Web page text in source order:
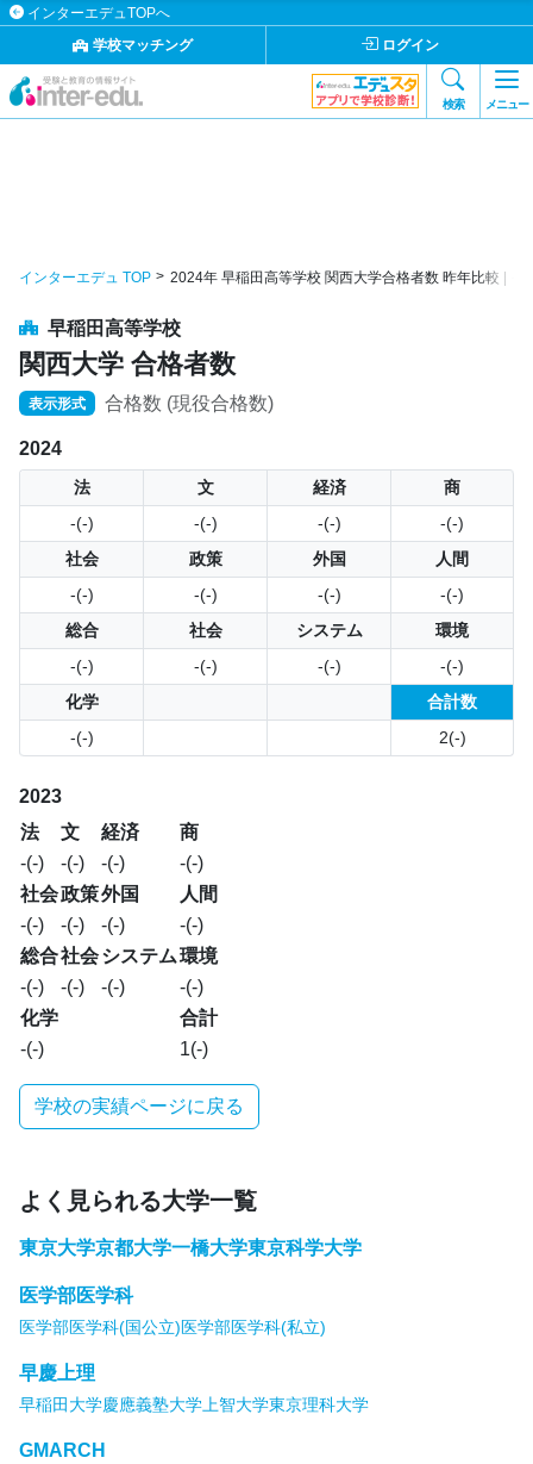
インターエデュTOPへ
学校マッチング
ログイン
検索 メニュー
インターエデュ TOP 2024年 早稲田高等学校 関西大学合格者数 昨年比較 | イ
早稲田高等学校
関西大学 合格者数
表示形式 合格数 (現役合格数)
2024
法 文 経済
商
-(-)
-(-) -(-)
-(-)
社会
政策 外国
人間
-(-)
-(-) -(-)
-(-)
総合
社会 システム
環境
-(-)
-(-) -(-)
-(-)
化学
合計数
-(-)
2(-)
2023
法
文 経済
商
-(-)
-(-) -(-)
-(-)
社会政策外国
人間
-(-)
-(-) -(-)
-(-)
総合社会システム環境
-(-)
-(-) -(-)
-(-)
化学
合計
-(-)
1(-)
学校の実績ページに戻る
よく見られる大学一覧
東京大学京都大学一橋大学東京科学大学
医学部医学科
医学部医学科(国公立)医学部医学科(私立)
早慶上理
早稲田大学慶應義塾大学 上智大学東京理科大学
GMARCH